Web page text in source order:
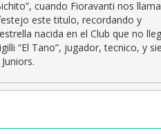
cuando Fioravanti nos
este titulo, recordando y
nacida en el Club que no
“El Tano”, jugador, tecnico, y